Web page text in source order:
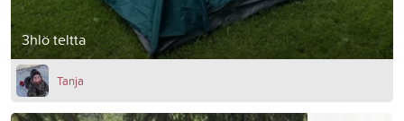
3hlö teltta
Tanja